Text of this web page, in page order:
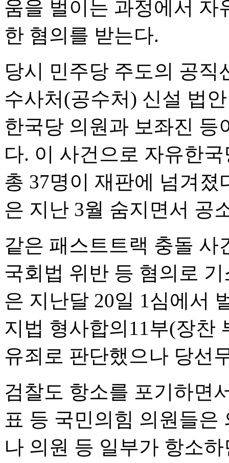
움을 벌이는 과정에서 자
한 혐의를 받는다.
당시 민주당 주도의 공
수사처(공수처) 신설 법
한국당 의원과 보좌진 등
다. 이 사건으로 자유한
총 37명이 재판에 넘겨
은 지난 3월 숨지면서 공
같은 패스트트랙 충돌
국회법 위반 등 혐의로
은 지난달 20일 1심에서
지법 형사합의11부(장찬
유죄로 판단했으나 당선
검찰도 항소를 포기하면
표 등 국민의힘 의원들
나 의원 등 일부가 항소